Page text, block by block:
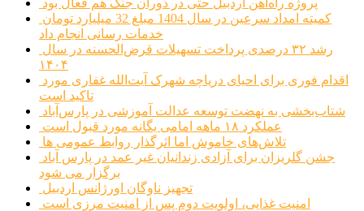
پروژه راه‌آهن اردبیل حتی در دوران جنگ هم فعال بود
خدمات رسانی انجام داد
۱۴۰۴
تاکید است
شتاب‌بخشی به نهضت توسعه عدالت آموزشی در پارس‌آباد
عملکرد ۱۸ ماهه امامی یگانه مورد قبول است
تلاش‌های خاموش اما اثرگذار روابط عمومی ها
برگزار می شود
تجهیز ناوگان اورژانس اردبیل
امنیت غذایی، اولویت دوم پس از امنیت مرزی است